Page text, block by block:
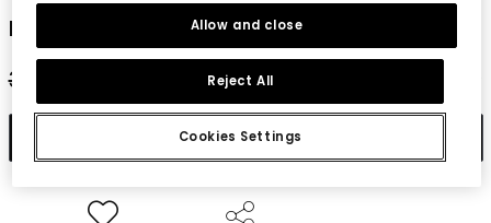
Marineblaue Kinderhose
32,95 €
13,15 €
In den Warenkorb
Cookies Settings
Reject All
Allow and close